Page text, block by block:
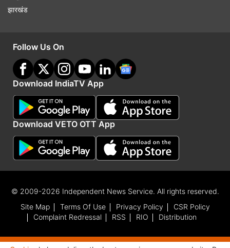
ICC WTC 2025-27 फुल शेड्यूल
2025 जून: श्रीलंका बनाम बांग्लादेश (2 टेस्ट)
जून - अगस्त: इंग्लैंड बनाम भारत (5)
जून - जुलाई: वेस्टइंडीज बनाम ऑस्ट्रेलिया (3)
अक्टूबर: पाकिस्तान बनाम साउथ अफ्रीका (2)
अक्टूबर: भारत बनाम वेस्टइंडीज (2)
झारखंड
Follow Us On
Download IndiaTV App
Download VETO OTT App
© 2009-2026 Independent News Service. All rights reserved.
Site Map
Terms Of Use Privacy Policy
CSR Policy
Complaint Redressal
RSS RIO Distribution